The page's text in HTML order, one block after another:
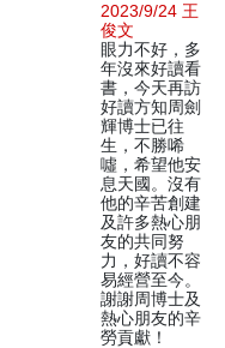
2023/9/24 王
俊文
眼力不好，多
年沒來好讀看
書，今天再訪
好讀方知周劍
輝博士已往
生，不勝唏
噓，希望他安
息天國。沒有
他的辛苦創建
及許多熱心朋
友的共同努
力，好讀不容
易經營至今。
謝謝周博士及
熱心朋友的辛
勞貢獻！